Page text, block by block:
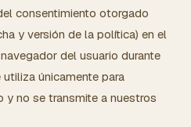
consentimiento otorgado
y versión de la política) en el
del usuario durante
únicamente para
y no se transmite a nuestros